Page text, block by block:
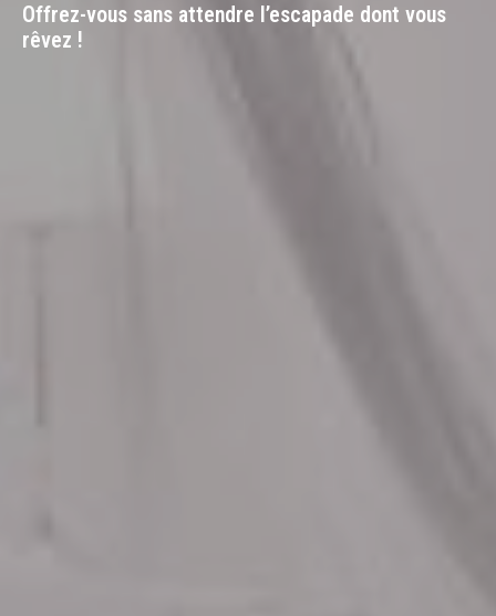
Offrez-vous sans attendre l’escapade dont vous
rêvez !